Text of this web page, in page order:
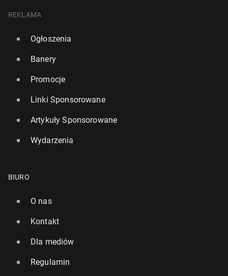
REKLAMA
Ogłoszenia
Banery
Promocje
Linki Sponsorowane
Artykuły Sponsorowane
Wydarzenia
BIURO
O nas
Kontakt
Dla mediów
Regulamin